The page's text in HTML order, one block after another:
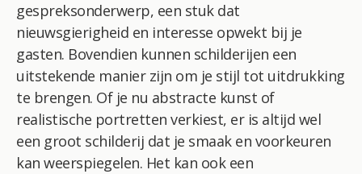
gespreksonderwerp, een stuk dat
nieuwsgierigheid en interesse opwekt bij je
gasten. Bovendien kunnen schilderijen een
uitstekende manier zijn om je stijl tot uitdrukking
te brengen. Of je nu abstracte kunst of
realistische portretten verkiest, er is altijd wel
een groot schilderij dat je smaak en voorkeuren
kan weerspiegelen. Het kan ook een